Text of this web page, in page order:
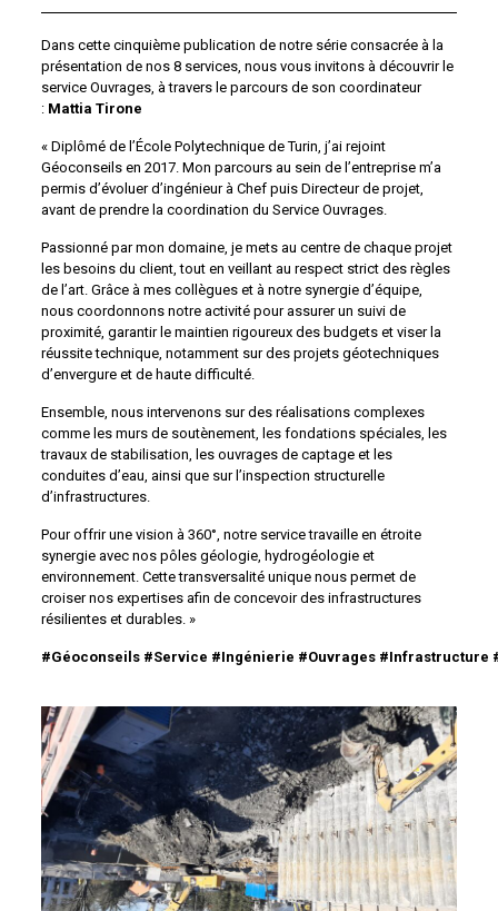
Dans cette cinquième publication de notre série consacrée à la
présentation de nos 8 services, nous vous invitons à découvrir le
service Ouvrages, à travers le parcours de son coordinateur
: Mattia Tirone
« Diplômé de l’École Polytechnique de Turin, j’ai rejoint
Géoconseils en 2017. Mon parcours au sein de l’entreprise m’a
permis d’évoluer d’ingénieur à Chef puis Directeur de projet,
avant de prendre la coordination du Service Ouvrages.
Passionné par mon domaine, je mets au centre de chaque projet
les besoins du client, tout en veillant au respect strict des règles
de l’art. Grâce à mes collègues et à notre synergie d’équipe,
nous coordonnons notre activité pour assurer un suivi de
proximité, garantir le maintien rigoureux des budgets et viser la
réussite technique, notamment sur des projets géotechniques
d’envergure et de haute difficulté.
Ensemble, nous intervenons sur des réalisations complexes
comme les murs de soutènement, les fondations spéciales, les
travaux de stabilisation, les ouvrages de captage et les
conduites d’eau, ainsi que sur l’inspection structurelle
d’infrastructures.
Pour offrir une vision à 360°, notre service travaille en étroite
synergie avec nos pôles géologie, hydrogéologie et
environnement. Cette transversalité unique nous permet de
croiser nos expertises afin de concevoir des infrastructures
résilientes et durables. »
#Géoconseils #Service #Ingénierie #Ouvrages #Infrastructure